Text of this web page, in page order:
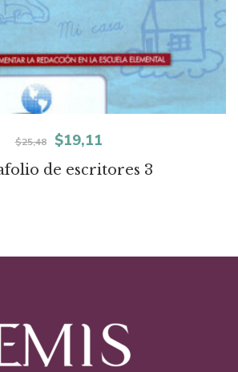
de escritores 3
$25,48
El
precio
$25,48.
$19,11El
precio
$19,11.